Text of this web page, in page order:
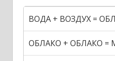
ВОДА + ВОЗДУХ =
ОБЛАКО + ОБЛАКО =